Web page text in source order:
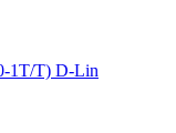
1Т/T) D-Lin